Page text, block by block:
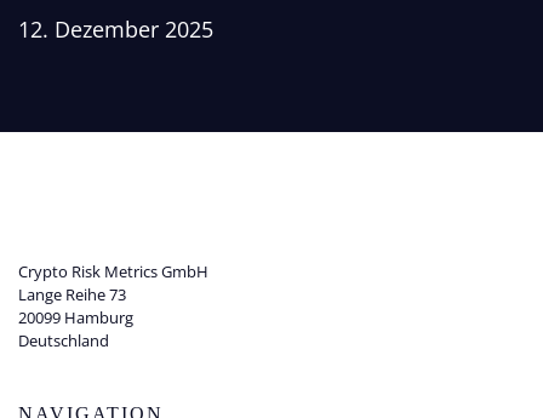
12. Dezember 2025
Crypto Risk Metrics GmbH
Lange Reihe 73
20099 Hamburg
Deutschland
NAVIGATION